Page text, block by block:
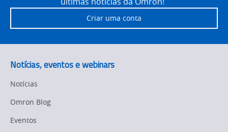
AS/RS
with
light
curtains
to
guard
AS/RS
with
safety
light
curtains
Criar uma conta
Notícias, eventos e webinars
Notícias
Omron Blog
Eventos